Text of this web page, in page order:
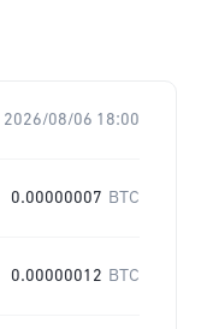
2026/08/06 18:00
0.00000007 BTC
0.00000012 BTC